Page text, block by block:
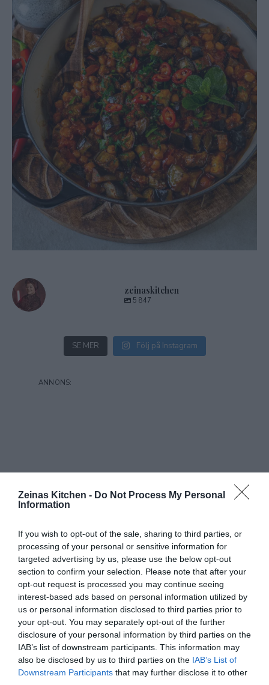
Zeinas Kitchen - Do Not Process My Personal
Information
If you wish to opt-out of the sale, sharing to third parties, or
processing of your personal or sensitive information for
targeted advertising by us, please use the below opt-out
section to confirm your selection. Please note that after your
opt-out request is processed you may continue seeing
interest-based ads based on personal information utilized by
us or personal information disclosed to third parties prior to
your opt-out. You may separately opt-out of the further
disclosure of your personal information by third parties on the
IAB’s list of downstream participants. This information may
also be disclosed by us to third parties on the IAB’s List of
Downstream Participants that may further disclose it to other
zeinaskitchen
5 847
SE MER Följ på Instagram